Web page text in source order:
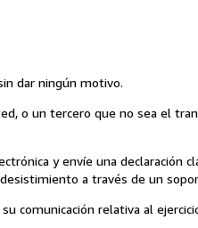
dar ningún motivo.
o un tercero que no sea el
y envíe una declaración
a través de un
comunicación relativa al